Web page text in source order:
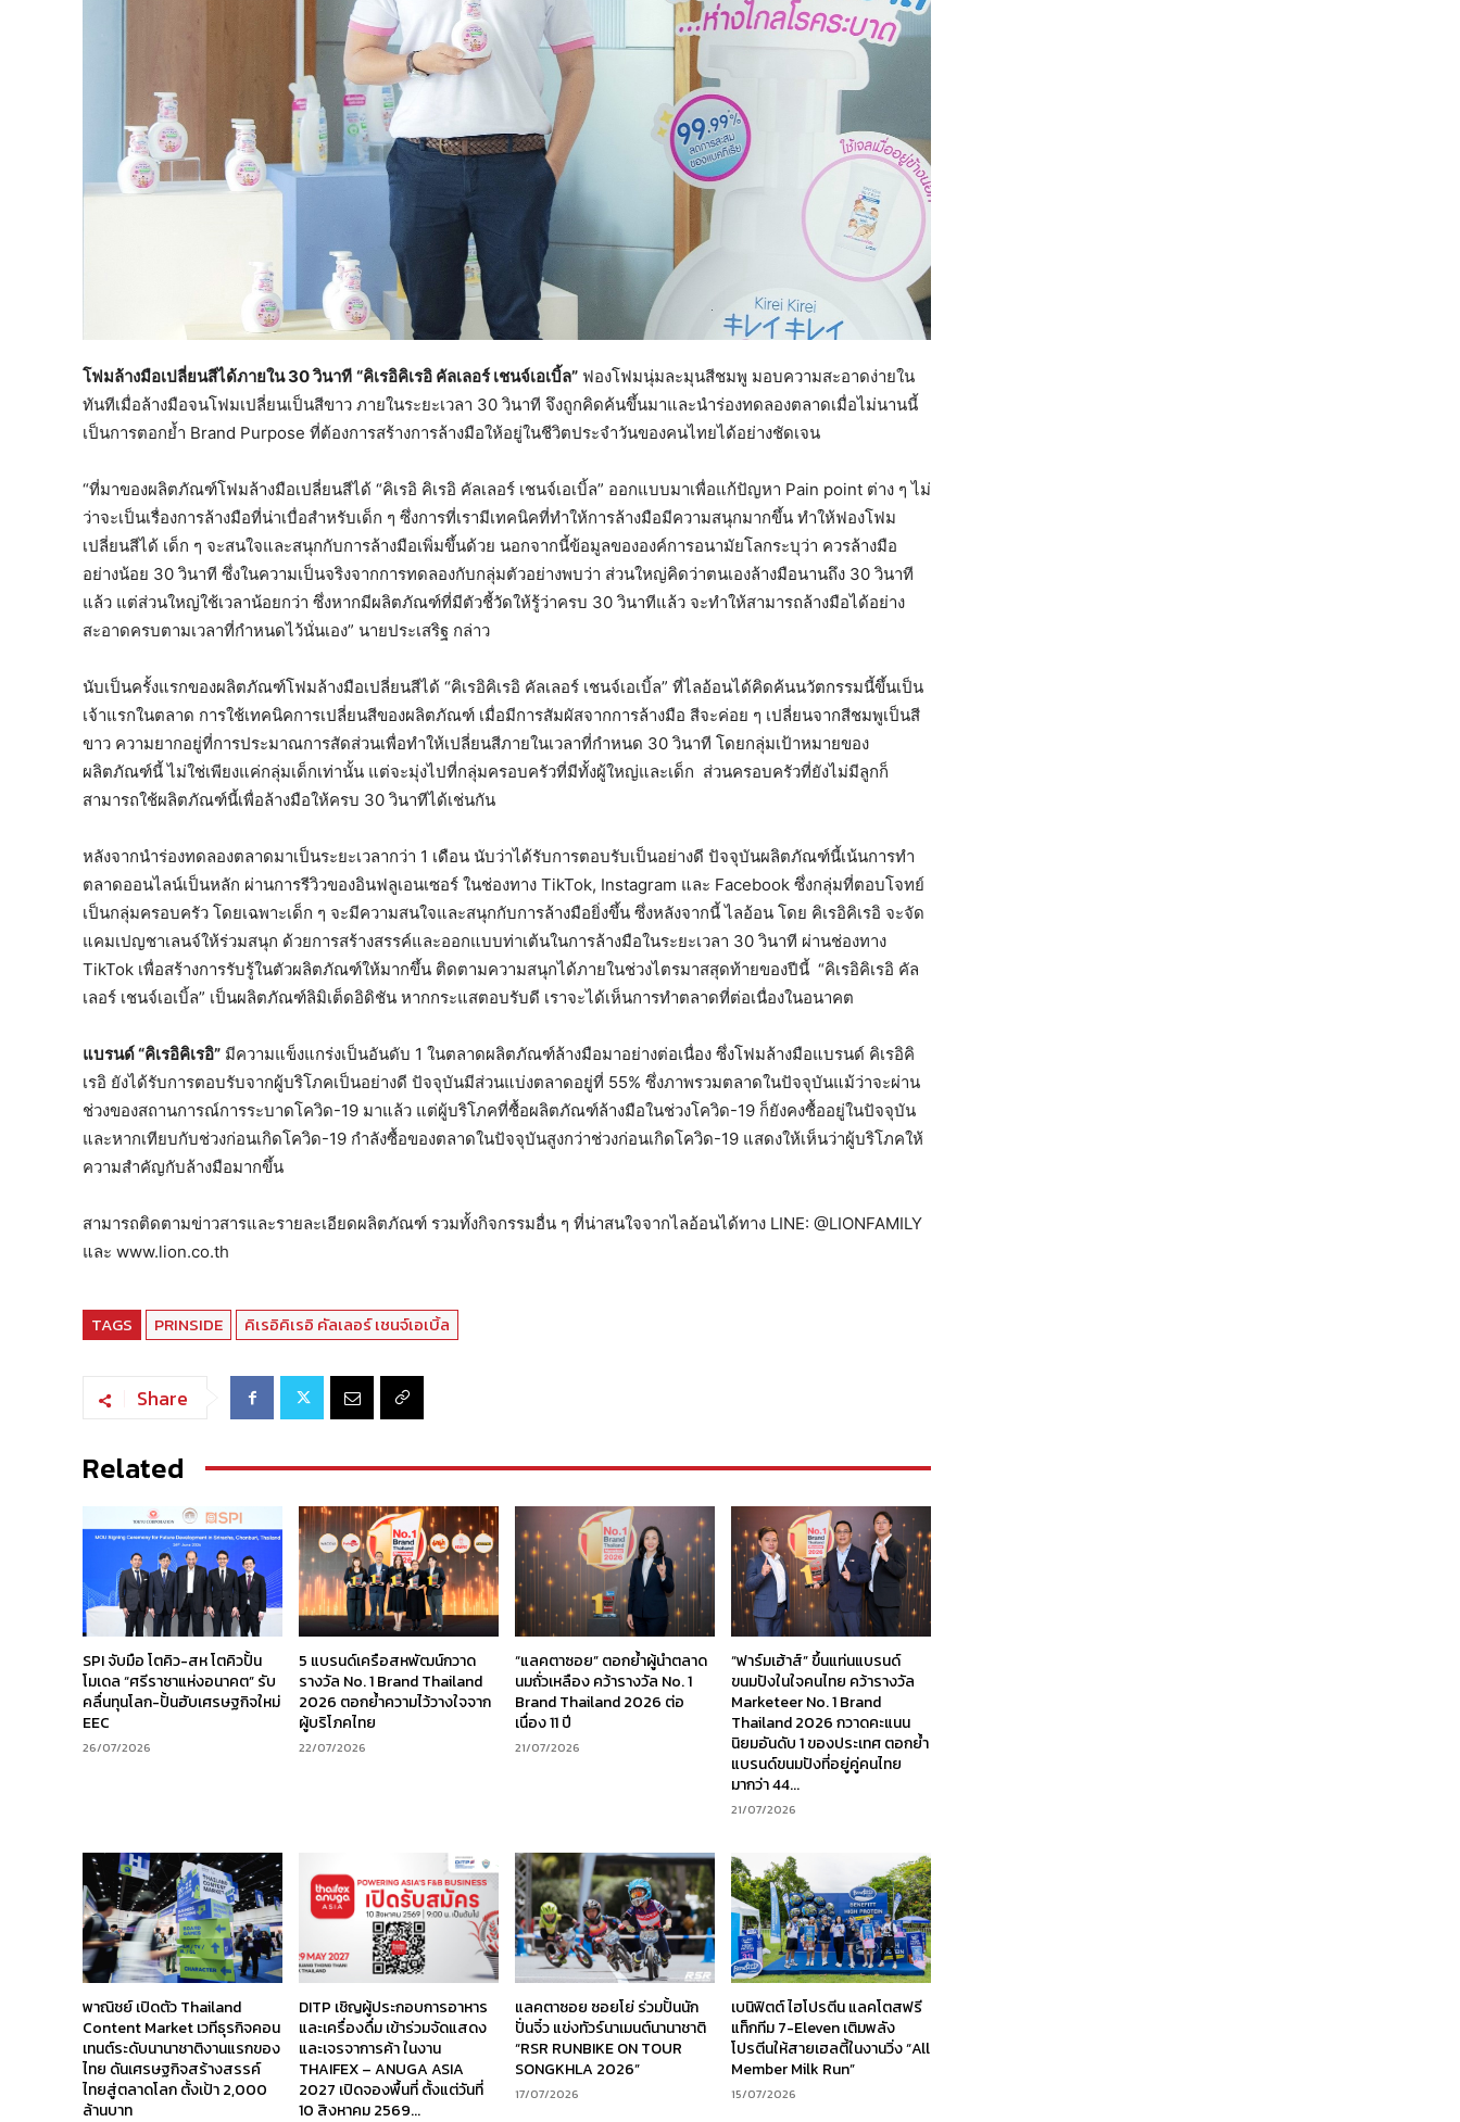
โฟมล้างมือเปลี่ยนสีได้ภายใน30 วินาที “คิเรอิคิเรอิ คัลเลอร์ เชนจ์เอเบิ้ล” ฟองโฟมนุ่มละมุนสีชมพู มอบความสะอาดง่ายใน
ทันทีเมื่อล้างมือจนโฟมเปลี่ยนเป็นสีขาว ภายในระยะเวลา 30 วินาที จึงถูกคิดค้นขึ้นมาและนำร่องทดลองตลาดเมื่อไม่นานนี้
เป็นการตอกย้ำ Brand Purpose ที่ต้องการสร้างการล้างมือให้อยู่ในชีวิตประจำวันของคนไทยได้อย่างชัดเจน
“ที่มาของผลิตภัณฑ์โฟมล้างมือเปลี่ยนสีได้ “คิเรอิ คิเรอิ คัลเลอร์ เชนจ์เอเบิ้ล” ออกแบบมาเพื่อแก้ปัญหา Pain point ต่าง ๆ ไม่
ว่าจะเป็นเรื่องการล้างมือที่น่าเบื่อสำหรับเด็ก ๆ ซึ่งการที่เรามีเทคนิคที่ทำให้การล้างมือมีความสนุกมากขึ้น ทำให้ฟองโฟม
เปลี่ยนสีได้ เด็ก ๆ จะสนใจและสนุกกับการล้างมือเพิ่มขึ้นด้วย นอกจากนี้ข้อมูลขององค์การอนามัยโลกระบุว่า ควรล้างมือ
อย่างน้อย 30 วินาที ซึ่งในความเป็นจริงจากการทดลองกับกลุ่มตัวอย่างพบว่า ส่วนใหญ่คิดว่าตนเองล้างมือนานถึง 30 วินาที
แล้ว แต่ส่วนใหญ่ใช้เวลาน้อยกว่า ซึ่งหากมีผลิตภัณฑ์ที่มีตัวชี้วัดให้รู้ว่าครบ 30 วินาทีแล้ว จะทำให้สามารถล้างมือได้อย่าง
สะอาดครบตามเวลาที่กำหนดไว้นั่นเอง” นายประเสริฐ กล่าว
นับเป็นครั้งแรกของผลิตภัณฑ์โฟมล้างมือเปลี่ยนสีได้ “คิเรอิคิเรอิ คัลเลอร์ เชนจ์เอเบิ้ล” ที่ไลอ้อนได้คิดค้นนวัตกรรมนี้ขึ้นเป็น
เจ้าแรกในตลาด การใช้เทคนิคการเปลี่ยนสีของผลิตภัณฑ์ เมื่อมีการสัมผัสจากการล้างมือ สีจะค่อย ๆ เปลี่ยนจากสีชมพูเป็นสี
ขาว ความยากอยู่ที่การประมาณการสัดส่วนเพื่อทำให้เปลี่ยนสีภายในเวลาที่กำหนด 30 วินาที โดยกลุ่มเป้าหมายของ
ผลิตภัณฑ์นี้ ไม่ใช่เพียงแค่กลุ่มเด็กเท่านั้น แต่จะมุ่งไปที่กลุ่มครอบครัวที่มีทั้งผู้ใหญ่และเด็ก ส่วนครอบครัวที่ยังไม่มีลูกก็
สามารถใช้ผลิตภัณฑ์นี้เพื่อล้างมือให้ครบ 30 วินาทีได้เช่นกัน
หลังจากนำร่องทดลองตลาดมาเป็นระยะเวลากว่า 1 เดือน นับว่าได้รับการตอบรับเป็นอย่างดี ปัจจุบันผลิตภัณฑ์นี้เน้นการทำ
ตลาดออนไลน์เป็นหลัก ผ่านการรีวิวของอินฟลูเอนเซอร์ ในช่องทาง TikTok, Instagram และ Facebook ซึ่งกลุ่มที่ตอบโจทย์
เป็นกลุ่มครอบครัว โดยเฉพาะเด็ก ๆ จะมีความสนใจและสนุกกับการล้างมือยิ่งขึ้น ซึ่งหลังจากนี้ ไลอ้อน โดย คิเรอิคิเรอิ จะจัด
แคมเปญชาเลนจ์ให้ร่วมสนุก ด้วยการสร้างสรรค์และออกแบบท่าเต้นในการล้างมือในระยะเวลา 30 วินาที ผ่านช่องทาง
TikTok เพื่อสร้างการรับรู้ในตัวผลิตภัณฑ์ให้มากขึ้น ติดตามความสนุกได้ภายในช่วงไตรมาสสุดท้ายของปีนี้ “คิเรอิคิเรอิ คัล
เลอร์ เชนจ์เอเบิ้ล” เป็นผลิตภัณฑ์ลิมิเต็ดอิดิชัน หากกระแสตอบรับดี เราจะได้เห็นการทำตลาดที่ต่อเนื่องในอนาคต
แบรนด์ “คิเรอิคิเรอิ” มีความแข็งแกร่งเป็นอันดับ 1 ในตลาดผลิตภัณฑ์ล้างมือมาอย่างต่อเนื่อง ซึ่งโฟมล้างมือแบรนด์ คิเรอิคิ
เรอิ ยังได้รับการตอบรับจากผู้บริโภคเป็นอย่างดี ปัจจุบันมีส่วนแบ่งตลาดอยู่ที่ 55% ซึ่งภาพรวมตลาดในปัจจุบันแม้ว่าจะผ่าน
ช่วงของสถานการณ์การระบาดโควิด-19 มาแล้ว แต่ผู้บริโภคที่ซื้อผลิตภัณฑ์ล้างมือในช่วงโควิด-19 ก็ยังคงซื้ออยู่ในปัจจุบัน
และหากเทียบกับช่วงก่อนเกิดโควิด-19 กำลังซื้อของตลาดในปัจจุบันสูงกว่าช่วงก่อนเกิดโควิด-19 แสดงให้เห็นว่าผู้บริโภคให้
ความสำคัญกับล้างมือมากขึ้น
สามารถติดตามข่าวสารและรายละเอียดผลิตภัณฑ์ รวมทั้งกิจกรรมอื่น ๆ ที่น่าสนใจจากไลอ้อนได้ทาง LINE: @LIONFAMILY
และ www.lion.co.th
TAGS PRINSIDE คิเรอิคิเรอิ คัลเลอร์ เชนจ์เอเบิ้ล
Share
Related
SPI จับมือ โตคิว-สห โตคิวปั้น
โมเดล “ศรีราชาแห่งอนาคต” รับ
คลื่นทุนโลก-ปั้นฮับเศรษฐกิจใหม่
EEC
26/07/2026
5 แบรนด์เครือสหพัฒน์กวาด
รางวัล No. 1 Brand Thailand
2026 ตอกย้ำความไว้วางใจจาก
ผู้บริโภคไทย
22/07/2026
“แลคตาซอย” ตอกย้ำผู้นำตลาด
นมถั่วเหลือง คว้ารางวัล No. 1
Brand Thailand 2026 ต่อ
เนื่อง 11 ปี
21/07/2026
“ฟาร์มเฮ้าส์” ขึ้นแท่นแบรนด์
ขนมปังในใจคนไทย คว้ารางวัล
Marketeer No. 1 Brand
Thailand 2026 กวาดคะแนน
นิยมอันดับ 1 ของประเทศ ตอกย้ำ
แบรนด์ขนมปังที่อยู่คู่คนไทย
มากว่า 44...
21/07/2026
พาณิชย์ เปิดตัว Thailand
Content Market เวทีธุรกิจคอน
เทนต์ระดับนานาชาติงานแรกของ
ไทย ดันเศรษฐกิจสร้างสรรค์
ไทยสู่ตลาดโลก ตั้งเป้า 2,000
ล้านบาท
DITP เชิญผู้ประกอบการอาหาร
และเครื่องดื่ม เข้าร่วมจัดแสดง
และเจรจาการค้า ในงาน
THAIFEX – ANUGA ASIA
2027 เปิดจองพื้นที่ ตั้งแต่วันที่
10 สิงหาคม 2569...
แลคตาซอย ซอยโย่ ร่วมปั้นนัก
ปั่นจิ๋ว แข่งทัวร์นาเมนต์นานาชาติ
“RSR RUNBIKE ON TOUR
SONGKHLA 2026”
17/07/2026
เบนิฟิตต์ ไฮโปรตีน แลคโตสฟรี
แท็กทีม 7-Eleven เติมพลัง
โปรตีนให้สายเฮลตี้ในงานวิ่ง “All
Member Milk Run”
15/07/2026